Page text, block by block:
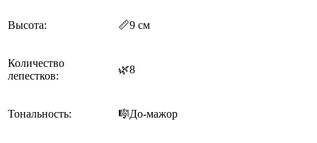
Высота: 📏9 см
Количество
лепестков:
🌿8
Тональность: 🎼До-мажор